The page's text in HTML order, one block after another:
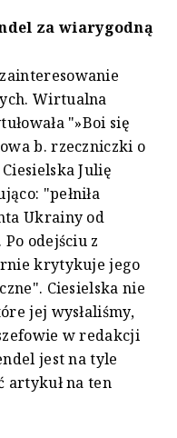
za wiarygodną
Wirtualna
"»Boi się
b. rzeczniczki o
Julię
"pełniła
Ukrainy od
odejściu z
krytykuje jego
Ciesielska nie
jej wysłaliśmy,
w redakcji
jest na tyle
artykuł na ten